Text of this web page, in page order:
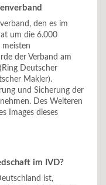
den es im
um die 6.000
der Verband am
Deutscher
Makler).
und Sicherung der
Des Weiteren
Images dieses
im IVD?
ist,